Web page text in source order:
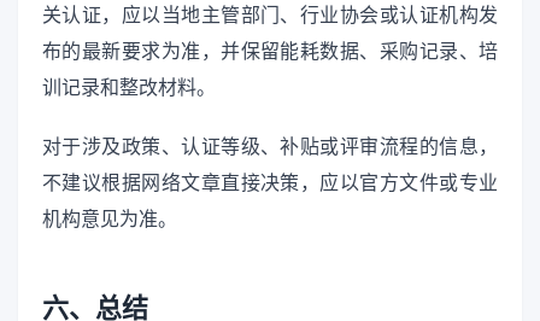
关认证，应以当地主管部门、行业协会或认证机构发
布的最新要求为准，并保留能耗数据、采购记录、培
训记录和整改材料。
对于涉及政策、认证等级、补贴或评审流程的信息，
不建议根据网络文章直接决策，应以官方文件或专业
机构意见为准。
六、总结